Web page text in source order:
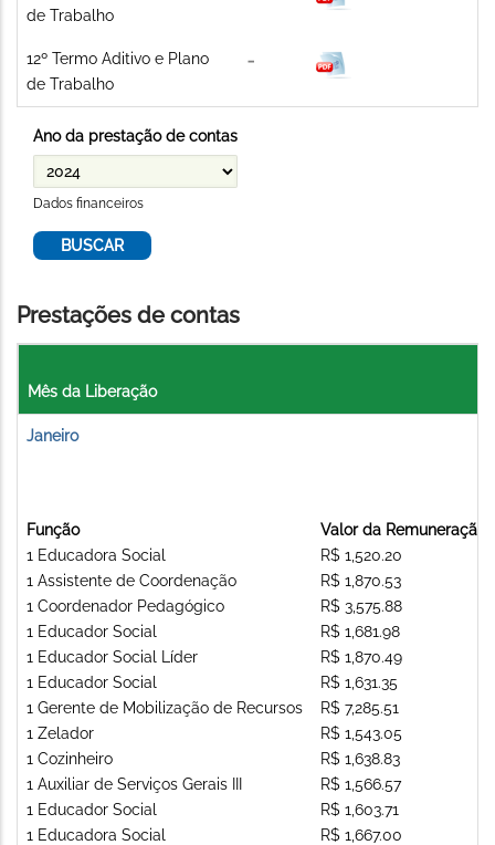
de Trabalho
12º Termo Aditivo e Plano
de Trabalho
Ano da prestação de contas
Dados financeiros
Prestações de contas
Mês da Liberação
Janeiro
Função
1 Educadora Social
1 Assistente de Coordenação
1 Coordenador Pedagógico
1 Educador Social
1 Educador Social Líder
1 Educador Social
1 Gerente de Mobilização de Recursos
1 Zelador
1 Cozinheiro
1 Auxiliar de Serviços Gerais III
1 Educador Social
1 Educadora Social
Valor da Remuneração
R$ 1,520.20
R$ 1,870.53
R$ 3,575.88
R$ 1,681.98
R$ 1,870.49
R$ 1,631.35
R$ 7,285.51
R$ 1,543.05
R$ 1,638.83
R$ 1,566.57
R$ 1,603.71
R$ 1,667.00